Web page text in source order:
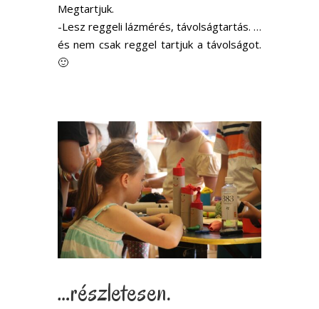
Megtartjuk.
-Lesz reggeli lázmérés, távolságtartás. …
és nem csak reggel tartjuk a távolságot.
🙂
…részletesen.